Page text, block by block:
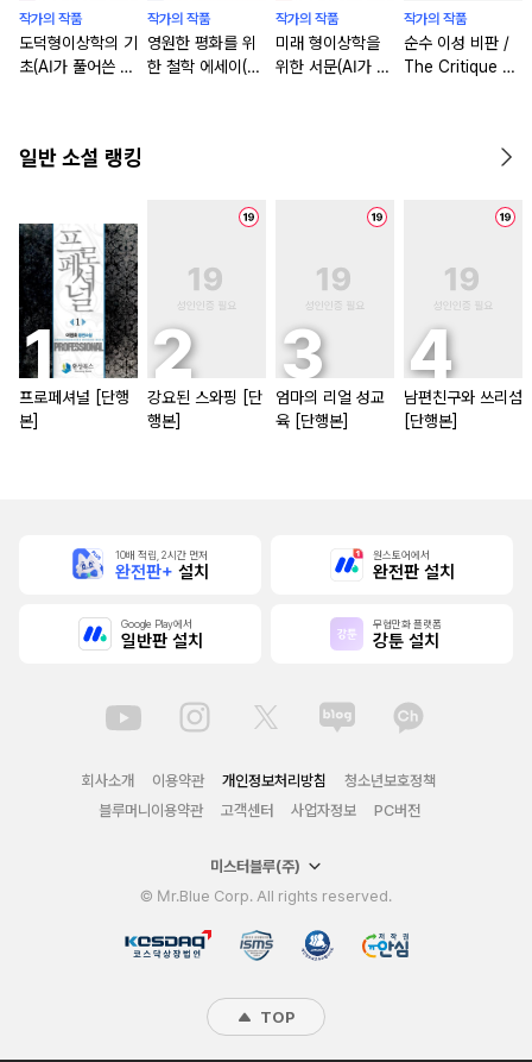
작가의 작품
도덕형이상학의 기
초(AI가 풀어쓴 하
작가의 작품
영원한 평화를 위
한 철학 에세이(AI
작가의 작품
미래 형이상학을
위한 서문(AI가 풀
작가의 작품
순수 이성 비판 /
The Critique of
일반 소설 랭킹
프로페셔널 [단행
본]
강요된 스와핑 [단
행본]
엄마의 리얼 성교
육 [단행본]
남편친구와 쓰리섬
[단행본]
10배 적립, 2시간 먼저
완전판+ 설치
원스토어에서
완전판 설치
Google Play에서
일반판 설치
무협만화 플랫폼
강툰 설치
회사소개 이용약관 개인정보처리방침
청소년보호정책
블루머니이용약관
고객센터 사업자정보 PC버전
미스터블루(주)
© Mr.Blue Corp. All rights reserved.
TOP